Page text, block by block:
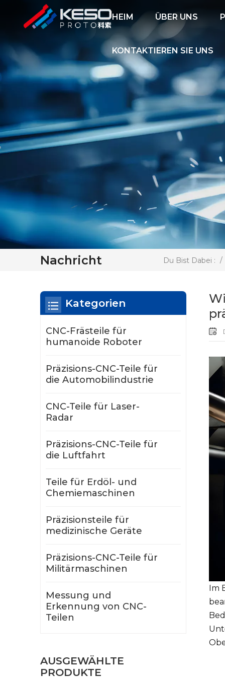
HEIM ÜBER UNS
KONTAKTIEREN SIE UNS
Nachricht Du Bist Dabei : /
Im
Kategorien
CNC-Frästeile für
humanoide Roboter
Präzisions-CNC-Teile für
die Automobilindustrie
CNC-Teile für Laser-
Radar
Präzisions-CNC-Teile für
die Luftfahrt
Teile für Erdöl- und
Chemiemaschinen
Präzisionsteile für
medizinische Geräte
Präzisions-CNC-Teile für
Militärmaschinen
Messung und
Erkennung von CNC-
Teilen
AUSGEWÄHLTE
PRODUKTE